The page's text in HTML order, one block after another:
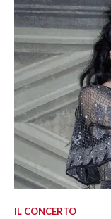
IL CONCERTO